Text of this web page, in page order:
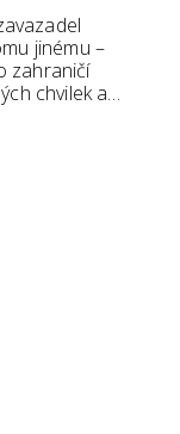
jinému –
zahraničí
chvilek a…